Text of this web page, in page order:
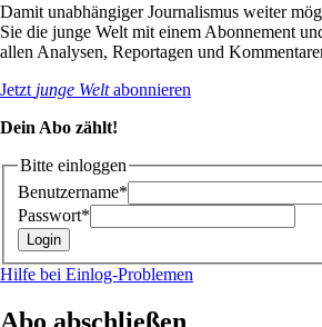
Damit unabhängiger Journalismus weiter
Sie die junge Welt mit einem Abonnement
allen Analysen, Reportagen und
Jetzt junge Weltabonnieren
Dein Abo zählt!
Bitte einloggen
Benutzername*
Passwort*
Hilfe bei Einlog-Problemen